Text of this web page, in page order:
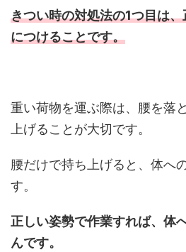
きつい時の対処法の1つ目は、
につけることです。
重い荷物を運ぶ際は、腰を落
上げることが大切です。
腰だけで持ち上げると、体へ
す。
正しい姿勢で作業すれば、体
んです。